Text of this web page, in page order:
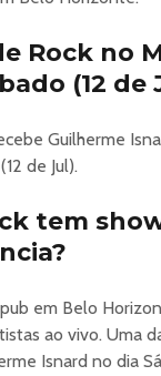
Rock no
(12 de
Guilherme
de Jul).
tem
em Belo
ao vivo. Uma
Isnard no dia